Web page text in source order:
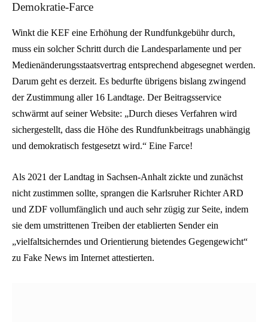
Demokratie-Farce
Winkt die KEF eine Erhöhung der Rundfunkgebühr durch,
muss ein solcher Schritt durch die Landesparlamente und per
Medienänderungsstaatsvertrag entsprechend abgesegnet werden.
Darum geht es derzeit. Es bedurfte übrigens bislang zwingend
der Zustimmung aller 16 Landtage. Der Beitragsservice
schwärmt auf seiner Website: „Durch dieses Verfahren wird
sichergestellt, dass die Höhe des Rundfunkbeitrags unabhängig
und demokratisch festgesetzt wird.“ Eine Farce!
Als 2021 der Landtag in Sachsen-Anhalt zickte und zunächst
nicht zustimmen sollte, sprangen die Karlsruher Richter ARD
und ZDF vollumfänglich und auch sehr zügig zur Seite, indem
sie dem umstrittenen Treiben der etablierten Sender ein
„vielfaltsicherndes und Orientierung bietendes Gegengewicht“
zu Fake News im Internet attestierten.